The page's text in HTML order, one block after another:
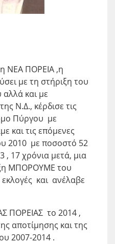
ΝΕΑ ΠΟΡΕΙΑ ,η
με τη στήριξη του
και με
Ν.Δ., κέρδισε τις
Πύργου με
και τις επόμενες
2010 με ποσοστό 52
, 17 χρόνια μετά, μια
ΜΠΟΡΟΥΜΕ του
εκλογές και ανέλαβε
ΠΟΡΕΙΑΣ το 2014 ,
αποτίμησης και της
2007-2014 .